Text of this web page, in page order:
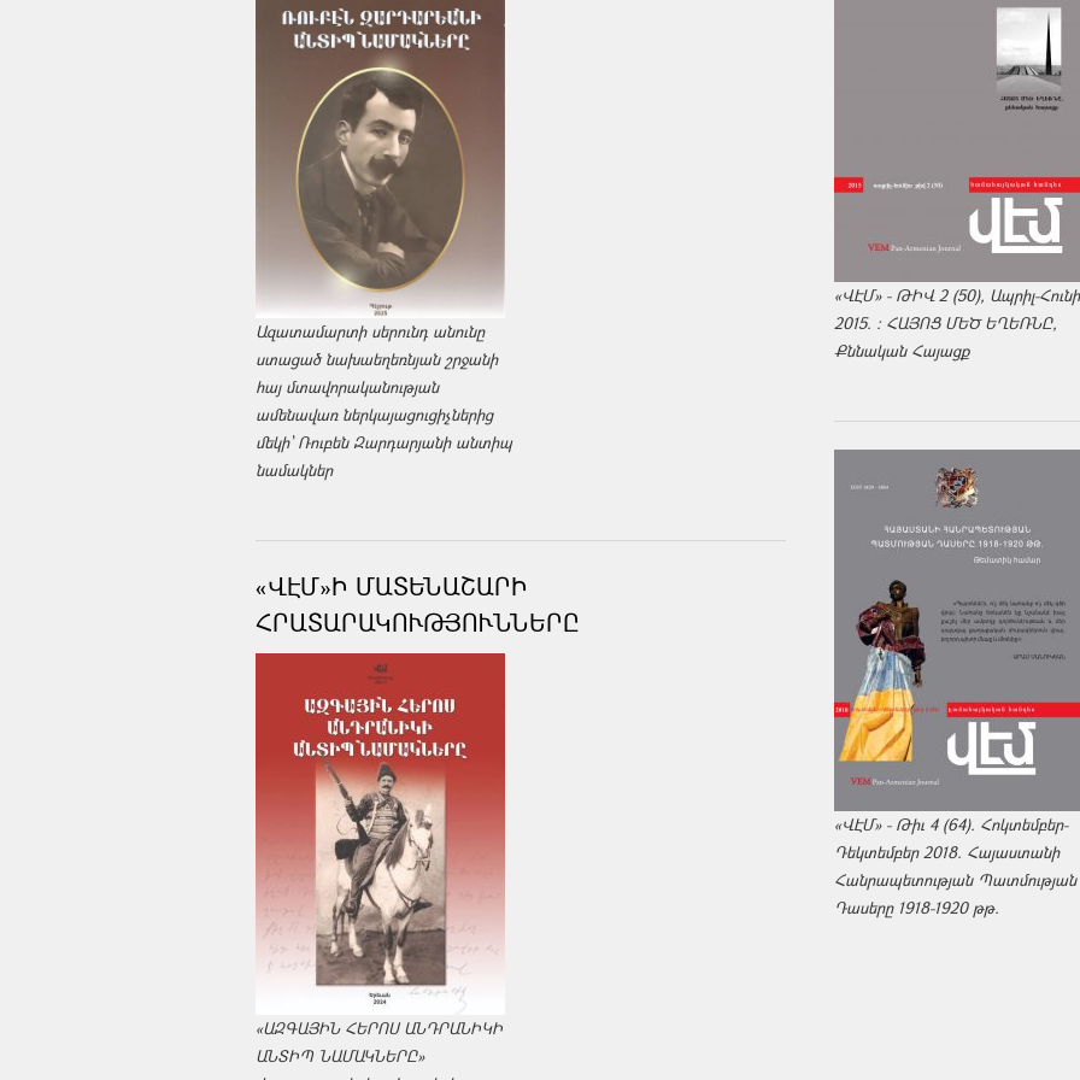
Ազատամարտի սերունդ անունը
ստացած նախաեղեռնյան շրջանի
հայ մտավորականության
ամենավառ ներկայացուցիչներից
մեկի՝ Ռուբեն Զարդարյանի անտիպ
նամակներ
«ՎԷՄ»Ի ՄԱՏԵՆԱՇԱՐԻ
ՀՐԱՏԱՐԱԿՈՒԹՅՈՒՆՆԵՐԸ
«ԱԶԳԱՅԻՆ ՀԵՐՈՍ ԱՆԴՐԱՆԻԿԻ
ԱՆՏԻՊ ՆԱՄԱԿՆԵՐԸ»
«ՎԷՄ» - ԹԻՎ 2 (50), Ապրիլ-
2015. : ՀԱՅՈՑ ՄԵԾ ԵՂԵՌՆԸ,
Քննական Հայացք
«ՎԷՄ» - Թիւ 4 (64). Հոկտեմբեր-
Դեկտեմբեր 2018. Հայաստանի
Հանրապետության Պատմության
Դասերը 1918-1920 թթ.